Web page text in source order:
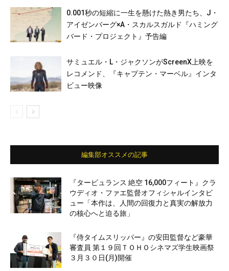
0.001秒の短縮に一生を懸けた熱き男たち、J・
アイゼンバーグ×A・スカルスガルド『ハミング
バード・プロジェクト』予告編
サミュエル・L・ジャクソンがScreenX上映を
レコメンド、『キャプテン・マーベル』インタ
ビュー映像
編集部オススメの記事
『タービュランス 絶空 16,000フィート』クラ
ウディオ・ファエ監督オフィシャルインタビ
ュー「本作は、人間の回復力と真実の解放力
の核心へと迫る旅」
『侍タイムスリッパー』の安田監督など豪華
審査員 第１９回ＴＯＨＯシネマズ学生映画祭
３月３０日(月)開催